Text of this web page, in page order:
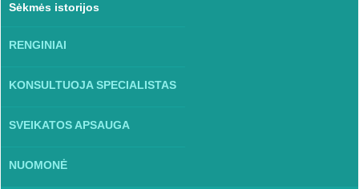
Sėkmės istorijos
RENGINIAI
KONSULTUOJA SPECIALISTAS
SVEIKATOS APSAUGA
NUOMONĖ